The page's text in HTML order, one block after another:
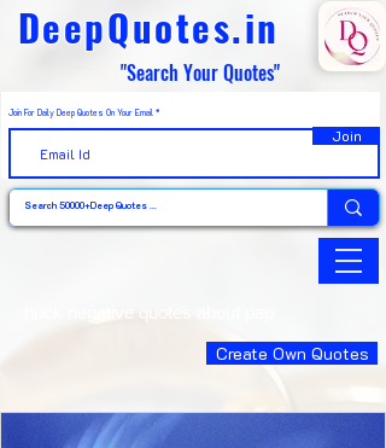
DeepQuotes.in
"Search Your Quotes"
Join For Daily Deep Quotes On Your Email
Join
huck negative quotes about pap
Create Own Quotes